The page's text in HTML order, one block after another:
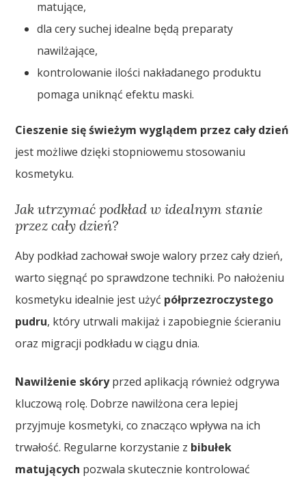
matujące,
dla cery suchej idealne będą preparaty
nawilżające,
kontrolowanie ilości nakładanego produktu
pomaga uniknąć efektu maski.
Cieszenie się świeżym wyglądem przez cały dzień
jest możliwe dzięki stopniowemu stosowaniu
kosmetyku.
Jak utrzymać podkład w idealnym stanie
przez cały dzień?
Aby podkład zachował swoje walory przez cały dzień,
warto sięgnąć po sprawdzone techniki. Po nałożeniu
kosmetyku idealnie jest użyć półprzezroczystego
pudru, który utrwali makijaż i zapobiegnie ścieraniu
oraz migracji podkładu w ciągu dnia.
Nawilżenie skóryprzed aplikacją również odgrywa
kluczową rolę. Dobrze nawilżona cera lepiej
przyjmuje kosmetyki, co znacząco wpływa na ich
trwałość. Regularne korzystanie z bibułek
matujących pozwala skutecznie kontrolować